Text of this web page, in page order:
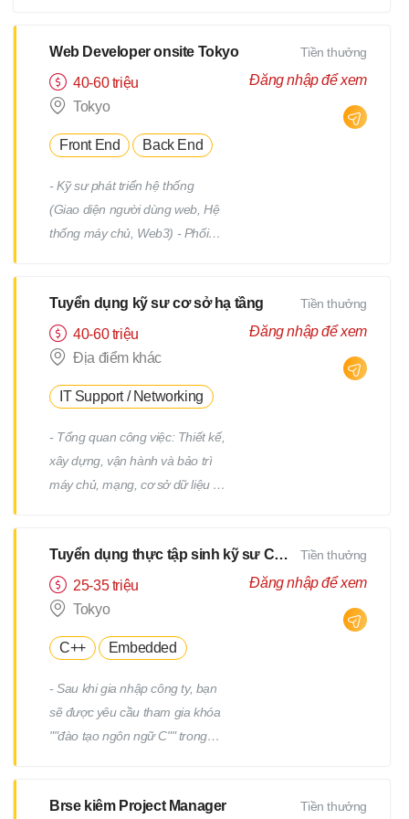
triển Quản lý: Chất lượng
(Quality) Tiến độ (Progress)
Thời hạn (Deadline)
Web Developer onsite Tokyo
40-60 triệu
Tokyo
Front End Back End
- Kỹ sư phát triển hệ thống
(Giao diện người dùng web, Hệ
thống máy chủ, Web3) - Phối
chính hoặc từng địa điểm dự án
(trong phạm vi 23 quận của
Tokyo) *Việc chuyển giao dự án
Tiền thưởng
Đăng nhập để xem
Tuyển dụng kỹ sư cơ sở hạ tầng
40-60 triệu
Địa điểm khác
IT Support / Networking
- Tổng quan công việc: Thiết kế,
xây dựng, vận hành và bảo trì
máy chủ, mạng, cơ sở dữ liệu /
cả các giai đoạn trên và dưới
của quy trình. Chúng tôi sẽ giao
cho bạn các công việc phù hợp
bạn. - Ví dụ về công việc: Thiết
Windows/Linux Tái cấu trúc hạ
tầng liên quan đến việc thay thế
hệ điều hành hoặc phần mềm
Tiền thưởng
Đăng nhập để xem
Tuyển dụng thực tập sinh kỹ sư CNTT
25-35 triệu
Tokyo
C++ Embedded
- Sau khi gia nhập công ty, bạn
sẽ được yêu cầu tham gia khóa
""đào tạo ngôn ngữ C"" trong
yêu cầu tham gia thêm một
Tiền thưởng
Đăng nhập để xem
Brse kiêm Project Manager
Tiền thưởng